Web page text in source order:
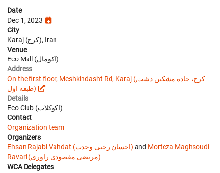
Date
Dec 1, 2023
City
Karaj (کرج), Iran
Venue
Eco Mall (اکومال)
Address
On the first floor, Meshkindasht Rd, Karaj (کرج، جاده مشکین دشت,
طبقه اول)
Details
Eco Club (اکوکلاب)
Contact
Organization team
Organizers
Ehsan Rajabi Vahdat (احسان رجبی وحدت) and Morteza Maghsoudi
Ravari (مرتضی مقصودی راوری)
WCA Delegates